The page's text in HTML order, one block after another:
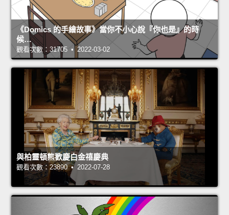
《Domics 的手繪故事》當你不小心說『你也是』的時
候…
觀看次數：31705 • 2022-03-02
與柏靈頓熊歡慶白金禧慶典
觀看次數：23890 • 2022-07-28